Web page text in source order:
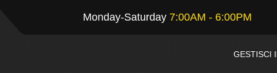
Monday-Saturday 7:00AM - 6:00PM
GESTISCI